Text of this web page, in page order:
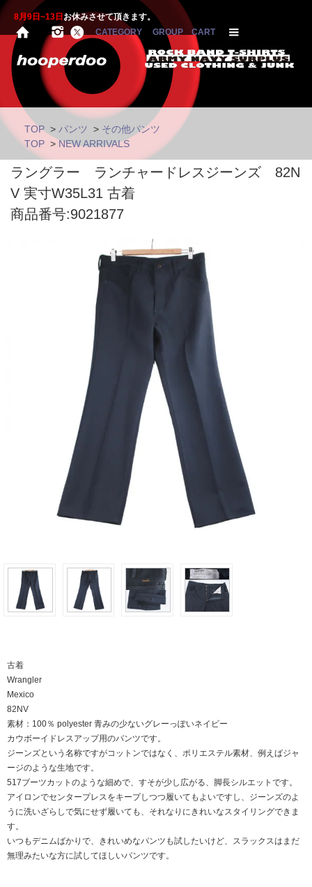
8月9日~13日 お休みさせて頂きます。
CATEGORY
GROUP CART
TOP > パンツ > その他パンツ
TOP > NEW ARRIVALS
ラングラー ランチャードレスジーンズ 82N
V 実寸W35L31 古着
商品番号:9021877
古着
Wrangler
Mexico
82NV
素材：100％ polyester 青みの少ないグレーっぽいネイビー
カウボーイドレスアップ用のパンツです。
ジーンズという名称ですがコットンではなく、ポリエステル素材、例えばジャ
ージのような生地です。
517ブーツカットのような細めで、すそが少し広がる、脚長シルエットです。
アイロンでセンタープレスをキープしつつ履いてもよいですし、ジーンズのよ
うに洗いざらしで気にせず履いても、それなりにきれいなスタイリングできま
す。
いつもデニムばかりで、きれいめなパンツも試したいけど、スラックスはまだ
無理みたいな方に試してほしいパンツです。